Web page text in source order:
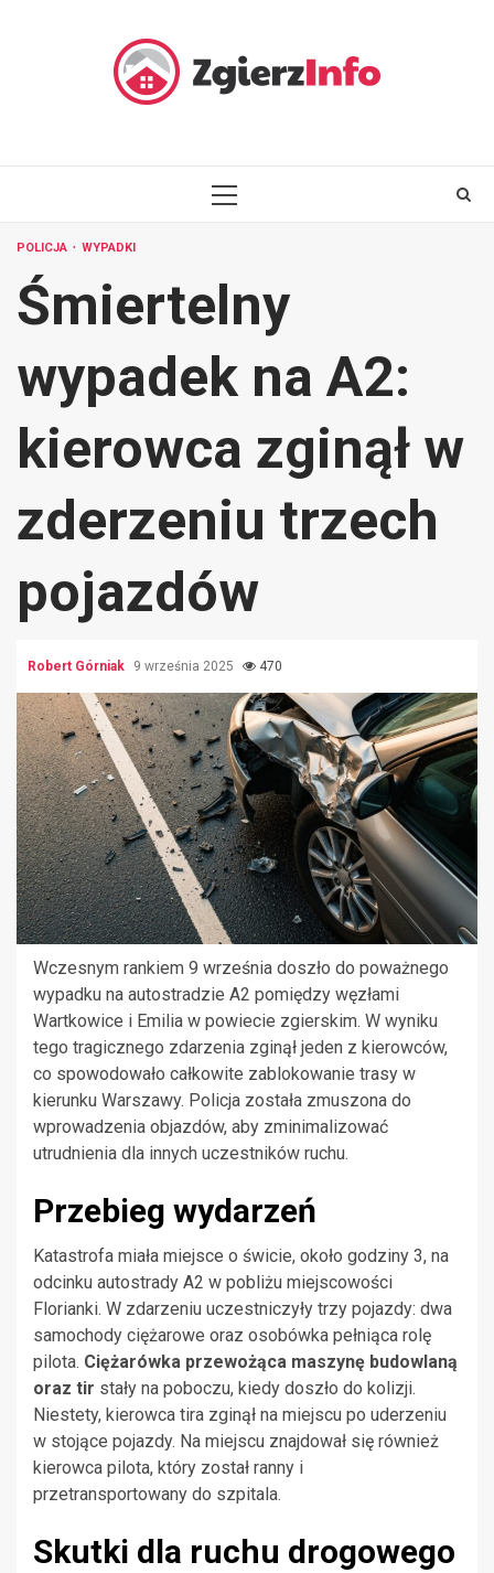
PRIMARY
POLICJA WYPADKI
Śmiertelny
wypadek na A2:
kierowca zginął w
zderzeniu trzech
pojazdów
Robert Górniak 9 września 2025 470
Wczesnym rankiem 9 września doszło do poważnego
wypadku na autostradzie A2 pomiędzy węzłami
Wartkowice i Emilia w powiecie zgierskim. W wyniku
tego tragicznego zdarzenia zginął jeden z kierowców,
co spowodowało całkowite zablokowanie trasy w
kierunku Warszawy. Policja została zmuszona do
wprowadzenia objazdów, aby zminimalizować
utrudnienia dla innych uczestników ruchu.
Przebieg wydarzeń
Katastrofa miała miejsce o świcie, około godziny 3, na
odcinku autostrady A2 w pobliżu miejscowości
Florianki. W zdarzeniu uczestniczyły trzy pojazdy: dwa
samochody ciężarowe oraz osobówka pełniąca rolę
pilota. Ciężarówka przewożąca maszynę budowlaną
oraz tir stały na poboczu, kiedy doszło do kolizji.
Niestety, kierowca tira zginął na miejscu po uderzeniu
w stojące pojazdy. Na miejscu znajdował się również
kierowca pilota, który został ranny i
przetransportowany do szpitala.
Skutki dla ruchu drogowego